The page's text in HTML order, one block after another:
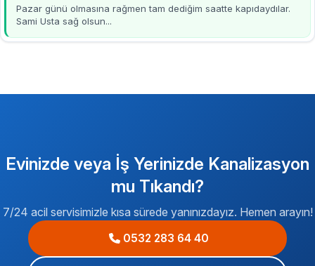
Pazar günü olmasına rağmen tam dediğim saatte kapıdaydılar.
Sami Usta sağ olsun...
Evinizde veya İş Yerinizde Kanalizasyon
mu Tıkandı?
7/24 acil servisimizle kısa sürede yanınızdayız. Hemen arayın!
0532 283 64 40